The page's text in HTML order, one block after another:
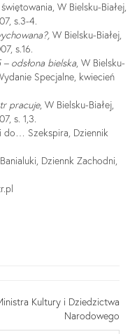
W Bielsku-Białej,
s.3-4.
W Bielsku-Białej,
s.16.
odsłona bielska, W Bielsku-
Specjalne, kwiecień
pracuje, W Bielsku-Białej,
s. 1,3.
do… Szekspira, Dziennik
Dziennk Zachodni,
Kultury i Dziedzictwa
Narodowego